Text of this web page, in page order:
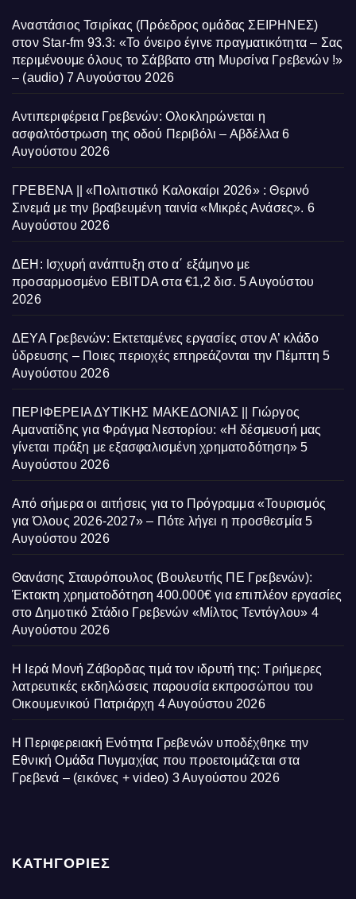
Αναστάσιος Τσιρίκας (Πρόεδρος ομάδας ΣΕΙΡΗΝΕΣ)
στον Star-fm 93.3: «Το όνειρο έγινε πραγματικότητα – Σας
περιμένουμε όλους το Σάββατο στη Μυρσίνα Γρεβενών !»
– (audio) 7 Αυγούστου 2026
Αντιπεριφέρεια Γρεβενών: Ολοκληρώνεται η
ασφαλτόστρωση της οδού Περιβόλι – Αβδέλλα 6
Αυγούστου 2026
ΓΡΕΒΕΝΑ || «Πολιτιστικό Καλοκαίρι 2026» : Θερινό
Σινεμά με την βραβευμένη ταινία «Μικρές Ανάσες». 6
Αυγούστου 2026
ΔΕΗ: Ισχυρή ανάπτυξη στο α΄ εξάμηνο με
προσαρμοσμένο EBITDA στα €1,2 δισ. 5 Αυγούστου
2026
ΔΕΥΑ Γρεβενών: Εκτεταμένες εργασίες στον Α’ κλάδο
ύδρευσης – Ποιες περιοχές επηρεάζονται την Πέμπτη 5
Αυγούστου 2026
ΠΕΡΙΦΕΡΕΙΑ ΔΥΤΙΚΗΣ ΜΑΚΕΔΟΝΙΑΣ || Γιώργος
Αμανατίδης για Φράγμα Νεστορίου: «Η δέσμευσή μας
γίνεται πράξη με εξασφαλισμένη χρηματοδότηση» 5
Αυγούστου 2026
Από σήμερα οι αιτήσεις για το Πρόγραμμα «Τουρισμός
για Όλους 2026-2027» – Πότε λήγει η προσθεσμία 5
Αυγούστου 2026
Θανάσης Σταυρόπουλος (Βουλευτής ΠΕ Γρεβενών):
Έκτακτη χρηματοδότηση 400.000€ για επιπλέον εργασίες
στο Δημοτικό Στάδιο Γρεβενών «Μίλτος Τεντόγλου» 4
Αυγούστου 2026
Η Ιερά Μονή Ζάβορδας τιμά τον ιδρυτή της: Τριήμερες
λατρευτικές εκδηλώσεις παρουσία εκπροσώπου του
Οικουμενικού Πατριάρχη 4 Αυγούστου 2026
Η Περιφερειακή Ενότητα Γρεβενών υποδέχθηκε την
Εθνική Ομάδα Πυγμαχίας που προετοιμάζεται στα
Γρεβενά – (εικόνες + video) 3 Αυγούστου 2026
ΚΑΤΗΓΟΡΙΕΣ